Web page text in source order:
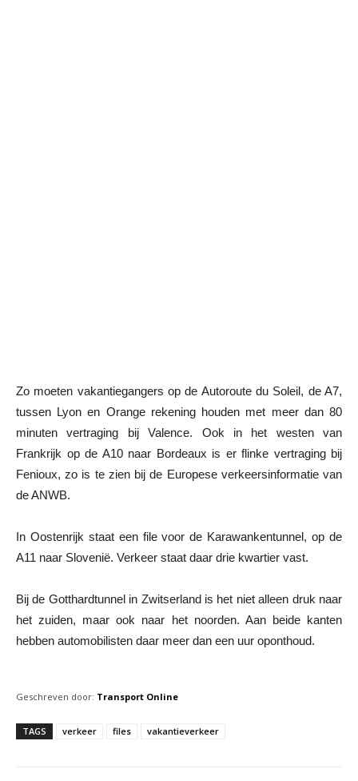
Zo moeten vakantiegangers op de Autoroute du Soleil, de A7,
tussen Lyon en Orange rekening houden met meer dan 80
minuten vertraging bij Valence. Ook in het westen van
Frankrijk op de A10 naar Bordeaux is er flinke vertraging bij
Fenioux, zo is te zien bij de Europese verkeersinformatie van
de ANWB.
In Oostenrijk staat een file voor de Karawankentunnel, op de
A11 naar Slovenië. Verkeer staat daar drie kwartier vast.
Bij de Gotthardtunnel in Zwitserland is het niet alleen druk naar
het zuiden, maar ook naar het noorden. Aan beide kanten
hebben automobilisten daar meer dan een uur oponthoud.
Geschreven door: Transport Online
TAGS verkeer files vakantieverkeer